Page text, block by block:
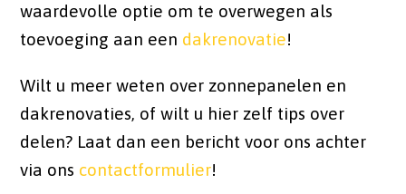
waardevolle optie om te overwegen als
toevoeging aan een dakrenovatie!
Wilt u meer weten over zonnepanelen en
dakrenovaties, of wilt u hier zelf tips over
delen? Laat dan een bericht voor ons achter
via ons contactformulier!